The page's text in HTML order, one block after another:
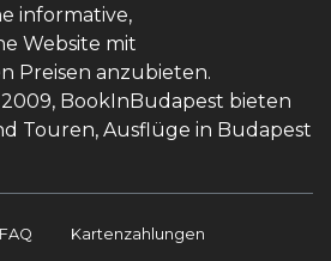
informative,
Website mit
Preisen anzubieten.
BookInBudapest bieten
Touren, Ausflüge in Budapest
Kartenzahlungen